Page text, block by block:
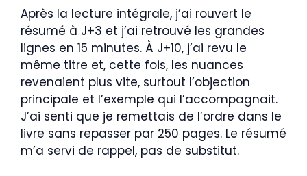
Après la lecture intégrale, j’ai rouvert le
résumé à J+3 et j’ai retrouvé les grandes
lignes en 15 minutes. À J+10, j’ai revu le
même titre et, cette fois, les nuances
revenaient plus vite, surtout l’objection
principale et l’exemple qui l’accompagnait.
J’ai senti que je remettais de l’ordre dans le
livre sans repasser par 250 pages. Le résumé
m’a servi de rappel, pas de substitut.